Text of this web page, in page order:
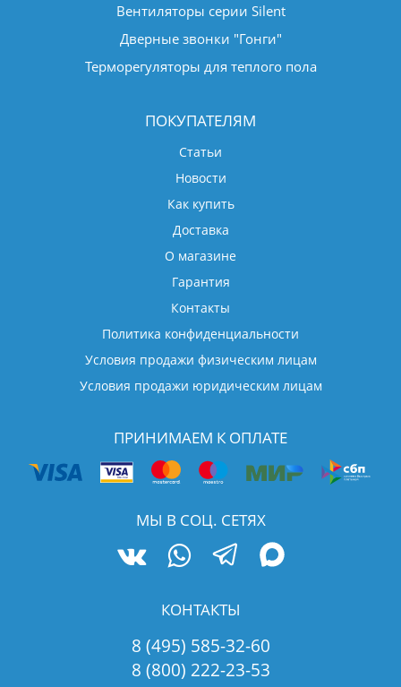
Вентиляторы серии Silent
Дверные звонки "Гонги"
Терморегуляторы для теплого пола
ПОКУПАТЕЛЯМ
Статьи
Новости
Как купить
Доставка
О магазине
Гарантия
Контакты
Политика конфиденциальности
Условия продажи физическим лицам
Условия продажи юридическим лицам
ПРИНИМАЕМ К ОПЛАТЕ
МЫ В СОЦ. СЕТЯХ
КОНТАКТЫ
8 (495) 585-32-60
8 (800) 222-23-53